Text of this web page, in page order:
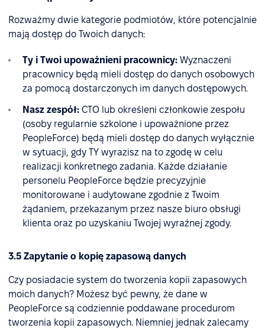
Rozważmy dwie kategorie podmiotów, które potencjalnie
mają dostęp do Twoich danych:
Ty i Twoi upoważnieni pracownicy: Wyznaczeni
pracownicy będą mieli dostęp do danych osobowych
za pomocą dostarczonych im danych dostępowych.
Nasz zespół: CTO lub określeni członkowie zespołu
(osoby regularnie szkolone i upoważnione przez
PeopleForce) będą mieli dostęp do danych wyłącznie
w sytuacji, gdy TY wyrazisz na to zgodę w celu
realizacji konkretnego zadania. Każde działanie
personelu PeopleForce będzie precyzyjnie
monitorowane i audytowane zgodnie z Twoim
żądaniem, przekazanym przez nasze biuro obsługi
klienta oraz po uzyskaniu Twojej wyraźnej zgody.
3.5 Zapytanie o kopię zapasową danych
Czy posiadacie system do tworzenia kopii zapasowych
moich danych? Możesz być pewny, że dane w
PeopleForce są codziennie poddawane procedurom
tworzenia kopii zapasowych. Niemniej jednak zalecamy